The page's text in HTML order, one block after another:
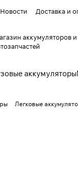
Новости Доставка и
аккумуляторов и
аккумуляторы
Легковые